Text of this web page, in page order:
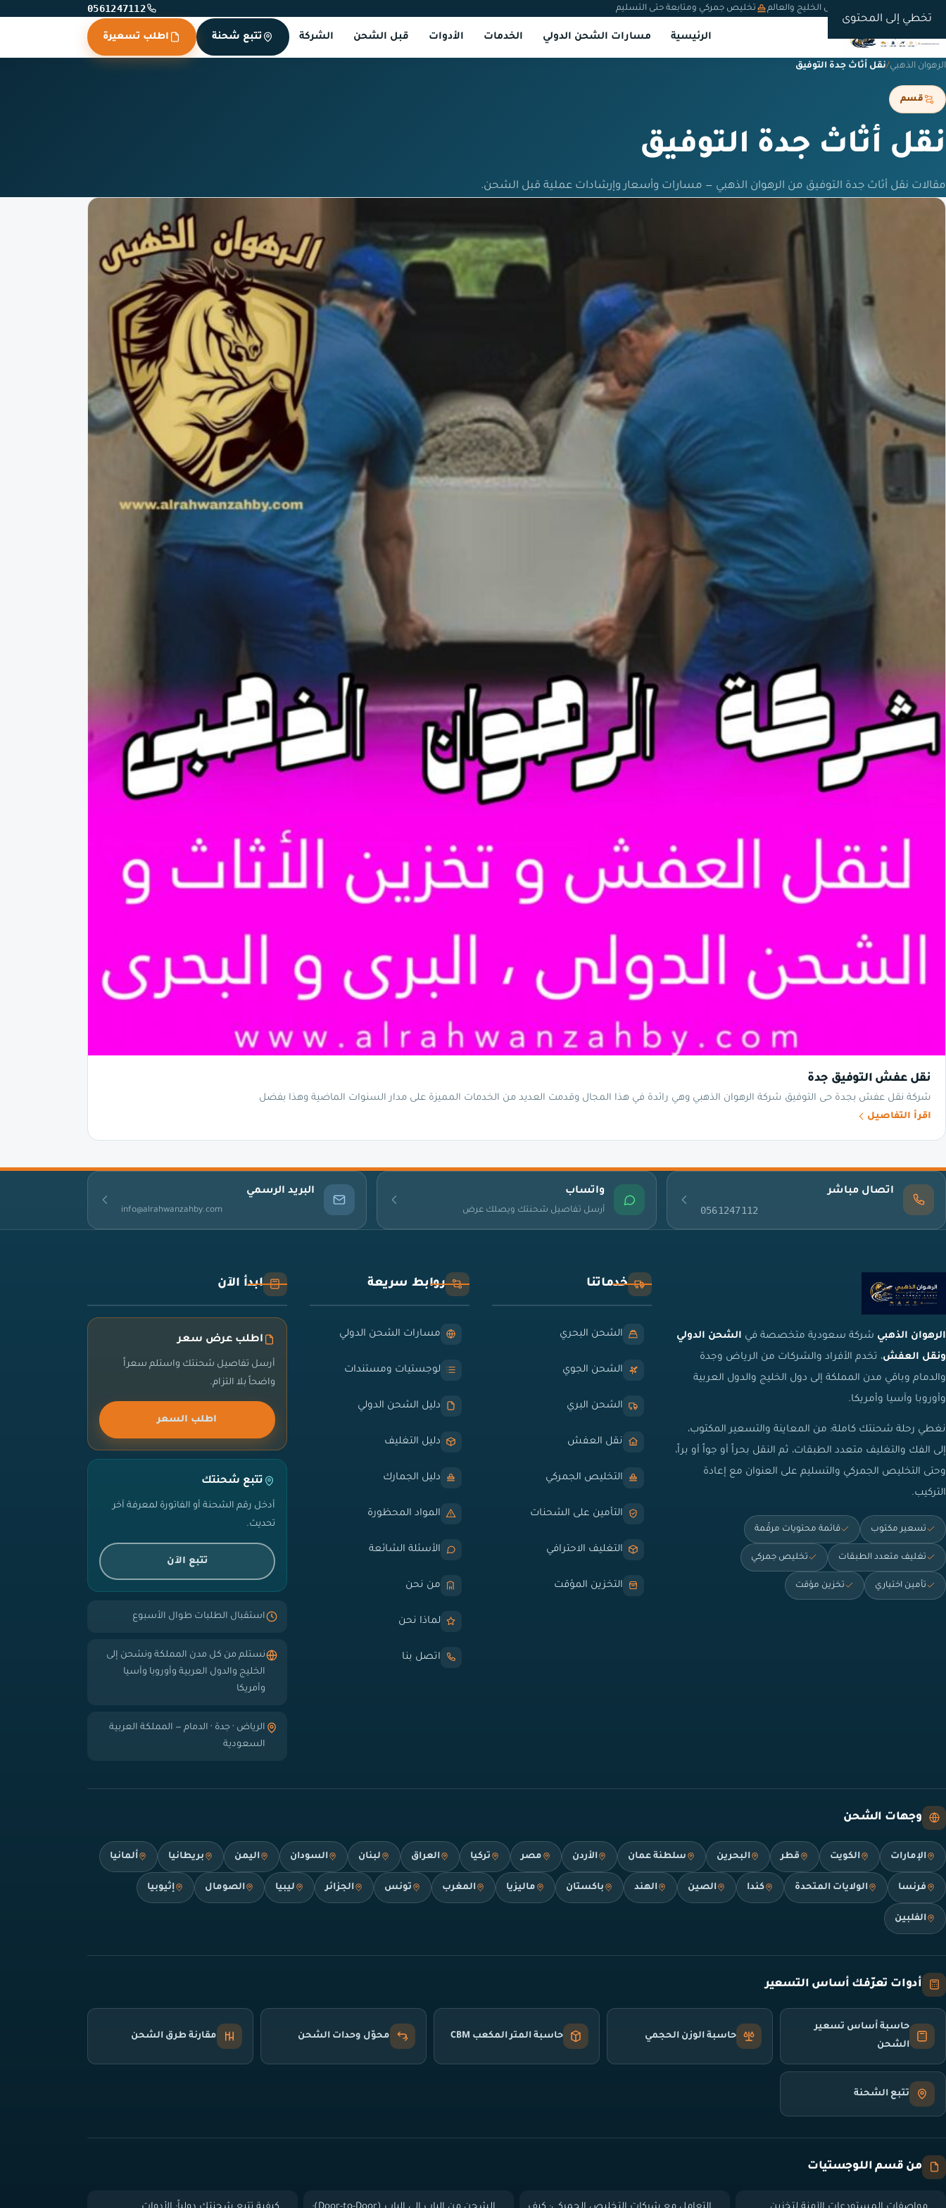
تخطي إلى المحتوى
شحن دولي من السعودية إلى الخليج والعالم تخليص جمركي ومتابعة حتى التسليم 0561247112
الرئيسية مسارات الشحن الدولي الخدمات الأدوات قبل الشحن الشركة تتبع شحنة اطلب تسعيرة
الرهوان الذهبي/نقل أثاث جدة التوفيق
قسم
نقل أثاث جدة التوفيق
مقالات نقل أثاث جدة التوفيق من الرهوان الذهبي — مسارات وأسعار وإرشادات عملية قبل الشحن.
نقل عفش التوفيق جدة
شركة نقل عفش بجدة حى التوفيق شركة الرهوان الذهبي وهي رائدة في هذا المجال وقدمت العديد من الخدمات المميزة على مدار السنوات الماضية وهذا بفضل
اقرأ التفاصيل
اتصال مباشر
0561247112
واتساب
أرسل تفاصيل شحنتك ويصلك عرض
البريد الرسمي
info@alrahwanzahby.com
الرهوان الذهبي شركة سعودية متخصصة في الشحن الدولي
ونقل العفش، تخدم الأفراد والشركات من الرياض وجدة
والدمام وباقي مدن المملكة إلى دول الخليج والدول العربية
وأوروبا وآسيا وأمريكا.
نغطي رحلة شحنتك كاملة: من المعاينة والتسعير المكتوب،
إلى الفك والتغليف متعدد الطبقات، ثم النقل بحراً أو جواً أو براً،
وحتى التخليص الجمركي والتسليم على العنوان مع إعادة
التركيب.
تسعير مكتوب قائمة محتويات مرقّمة
تغليف متعدد الطبقات تخليص جمركي
تأمين اختياري تخزين مؤقت
خدماتنا
الشحن البحري
الشحن الجوي
الشحن البري
نقل العفش
التخليص الجمركي
التأمين على الشحنات
التغليف الاحترافي
التخزين المؤقت
روابط سريعة
مسارات الشحن الدولي
لوجستيات ومستندات
دليل الشحن الدولي
دليل التغليف
دليل الجمارك
المواد المحظورة
الأسئلة الشائعة
من نحن
لماذا نحن
اتصل بنا
ابدأ الآن
اطلب عرض سعر
أرسل تفاصيل شحنتك واستلم سعراً
واضحاً بلا التزام.
اطلب السعر
تتبع شحنتك
أدخل رقم الشحنة أو الفاتورة لمعرفة آخر
تحديث.
تتبع الآن
استقبال الطلبات طوال الأسبوع
نستلم من كل مدن المملكة ونشحن إلى
الخليج والدول العربية وأوروبا وآسيا
وأمريكا
الرياض · جدة · الدمام — المملكة العربية
السعودية
وجهات الشحن
الإمارات الكويت قطر البحرين سلطنة عمان الأردن مصر تركيا العراق لبنان السودان اليمن بريطانيا ألمانيا
فرنسا الولايات المتحدة كندا الصين الهند باكستان ماليزيا المغرب تونس الجزائر ليبيا الصومال إثيوبيا
الفلبين
أدوات تعرّفك أساس التسعير
حاسبة أساس تسعير
الشحن
حاسبة الوزن الحجمي حاسبة المتر المكعب CBM محوّل وحدات الشحن مقارنة طرق الشحن
تتبع الشحنة
من قسم اللوجستيات